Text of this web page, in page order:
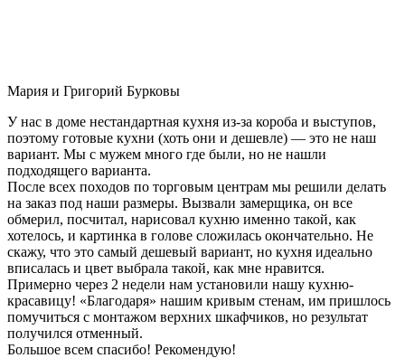
Мария и Григорий Бурковы
У нас в доме нестандартная кухня из-за короба и выступов,
поэтому готовые кухни (хоть они и дешевле) — это не наш
вариант. Мы с мужем много где были, но не нашли
подходящего варианта.
После всех походов по торговым центрам мы решили делать
на заказ под наши размеры. Вызвали замерщика, он все
обмерил, посчитал, нарисовал кухню именно такой, как
хотелось, и картинка в голове сложилась окончательно. Не
скажу, что это самый дешевый вариант, но кухня идеально
вписалась и цвет выбрала такой, как мне нравится.
Примерно через 2 недели нам установили нашу кухню-
красавицу! «Благодаря» нашим кривым стенам, им пришлось
помучиться с монтажом верхних шкафчиков, но результат
получился отменный.
Большое всем спасибо! Рекомендую!